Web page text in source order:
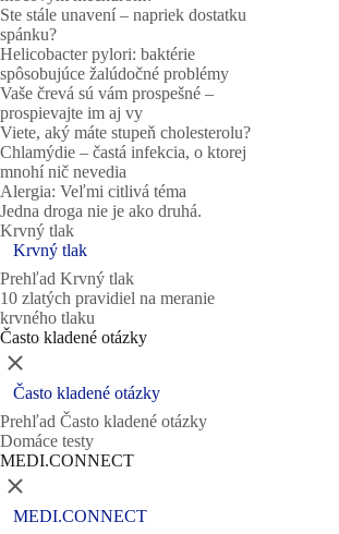
Ste stále unavení – napriek dostatku
spánku?
Helicobacter pylori: baktérie
spôsobujúce žalúdočné problémy
Vaše črevá sú vám prospešné –
prospievajte im aj vy
Viete, aký máte stupeň cholesterolu?
Chlamýdie – častá infekcia, o ktorej
mnohí nič nevedia
Alergia: Veľmi citlivá téma
Jedna droga nie je ako druhá.
Krvný tlak
Krvný tlak
Prehľad Krvný tlak
10 zlatých pravidiel na meranie
krvného tlaku
Často kladené otázky
Zatvoriť
Často kladené otázky
Prehľad Často kladené otázky
Domáce testy
MEDI.CONNECT
Zatvoriť
MEDI.CONNECT